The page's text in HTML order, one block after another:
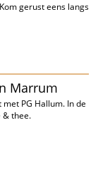
gerust eens langs
Marrum
PG Hallum. In de
& thee.